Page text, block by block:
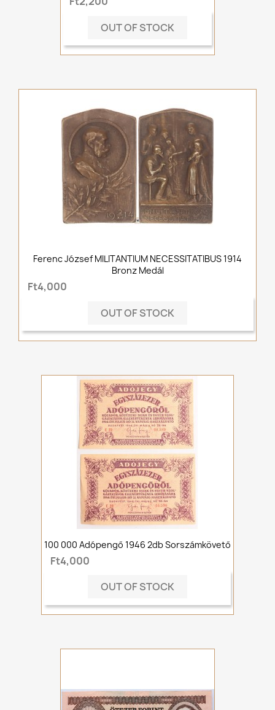
OUT OF STOCK
Ferenc József MILITANTIUM NECESSITATIBUS 1914
Bronz Medál
Ft4,000
OUT OF STOCK
100 000 Adópengő 1946 2db Sorszámkövető
Ft4,000
OUT OF STOCK